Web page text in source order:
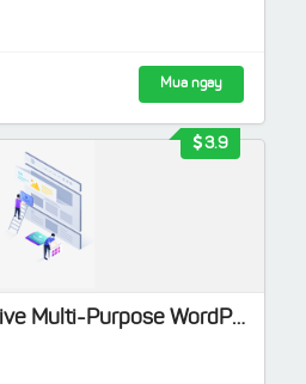
Mua ngay
Deep 5.1.8 – Creative Multi-Purpose WordPress Theme
3.9